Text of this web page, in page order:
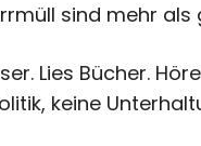
sind mehr als
Lies Bücher.
keine